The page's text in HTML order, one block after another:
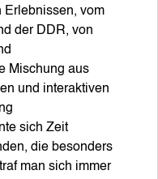
Erlebnissen, vom
der DDR, von
Mischung aus
und interaktiven
sich Zeit
die besonders
man sich immer